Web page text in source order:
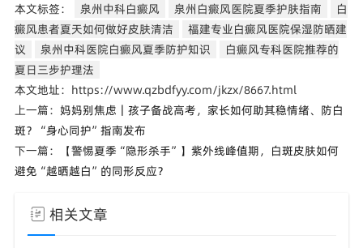
本文标签： 泉州中科白癜风 泉州白癜风医院夏季护肤指南
白
癜风患者夏天如何做好皮肤清洁
福建专业白癜风医院保湿防晒建
议
泉州中科医院白癜风夏季防护知识
白癜风专科医院推荐的
夏日三步护理法
本文地址：https://www.qzbdfyy.com/jkzx/8667.html
上一篇： 妈妈别焦虑｜孩子备战高考，家长如何助其稳情绪、防白
斑？“身心同护”指南发布
下一篇：
【警惕夏季“隐形杀手”】紫外线峰值期，白斑皮肤如何
避免“越晒越白”的同形反应？
相关文章